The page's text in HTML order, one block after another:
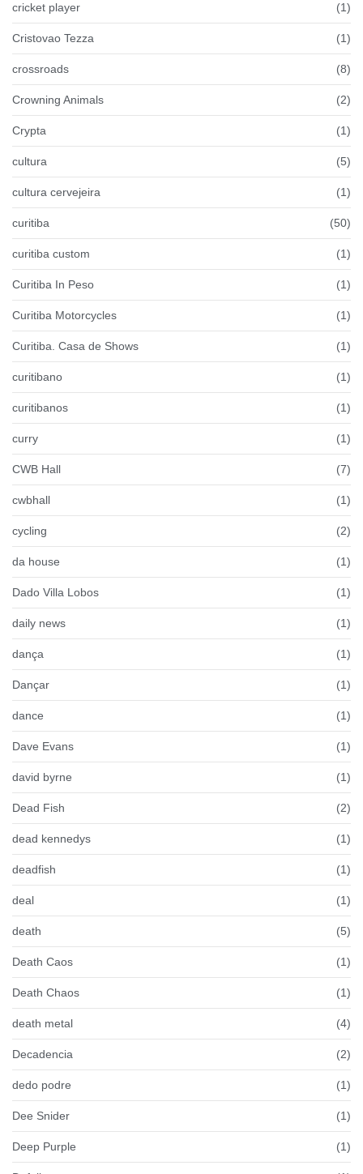
cricket player (1)
Cristovao Tezza (1)
crossroads (8)
Crowning Animals (2)
Crypta (1)
cultura (5)
cultura cervejeira (1)
curitiba (50)
curitiba custom (1)
Curitiba In Peso (1)
Curitiba Motorcycles (1)
Curitiba. Casa de Shows (1)
curitibano (1)
curitibanos (1)
curry (1)
CWB Hall (7)
cwbhall (1)
cycling (2)
da house (1)
Dado Villa Lobos (1)
daily news (1)
dança (1)
Dançar (1)
dance (1)
Dave Evans (1)
david byrne (1)
Dead Fish (2)
dead kennedys (1)
deadfish (1)
deal (1)
death (5)
Death Caos (1)
Death Chaos (1)
death metal (4)
Decadencia (2)
dedo podre (1)
Dee Snider (1)
Deep Purple (1)